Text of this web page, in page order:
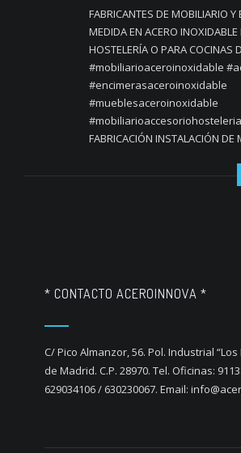
FABRICANTES DE MOBILIARIO Y
MEDIDA EN ACERO
HOSTELERÍA O PARA COCINAS
#mobiliarioaceroinoxidable
#encimerasaceroinoxidable
#mueblesaceroinoxidable
#mobiliarioaccesoriohosteleria
FABRICACIÓN INSTALACIÓN DE
* CONTACTO ACEROINNOVA *
C/ Pico Almanzor, 56. Pol. Industrial
de Madrid. C.P. 28970. Tel. Oficinas:
629034106 / 630230067. Email: